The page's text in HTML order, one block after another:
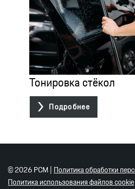
Тонировка стёкол
 Подробнее
©2026PCM | Политика обработки
Политика использования файлов cookie